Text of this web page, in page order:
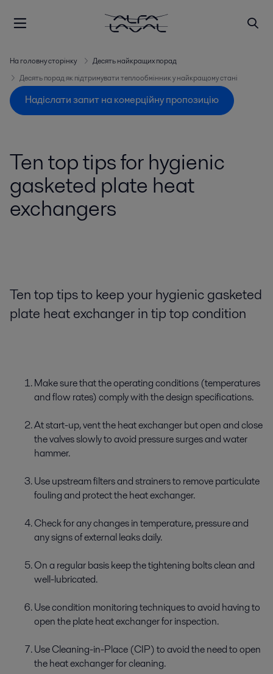
На головну сторінку
Десять найкращих порад
Десять порад як підтримувати теплообмінник у найкращому стані
Надіслати запит на комерційну пропозицію
Ten top tips for hygienic
gasketed plate heat
exchangers
Ten top tips to keep your hygienic gasketed
plate heat exchanger in tip top condition
Make sure that the operating conditions (temperatures
and flow rates) comply with the design specifications.
At start-up, vent the heat exchanger but open and close
the valves slowly to avoid pressure surges and water
hammer.
Use upstream filters and strainers to remove particulate
fouling and protect the heat exchanger.
Check for any changes in temperature, pressure and
any signs of external leaks daily.
On a regular basis keep the tightening bolts clean and
well-lubricated.
Use condition monitoring techniques to avoid having to
open the plate heat exchanger for inspection.
Use Cleaning-in-Place (CIP) to avoid the need to open
the heat exchanger for cleaning.